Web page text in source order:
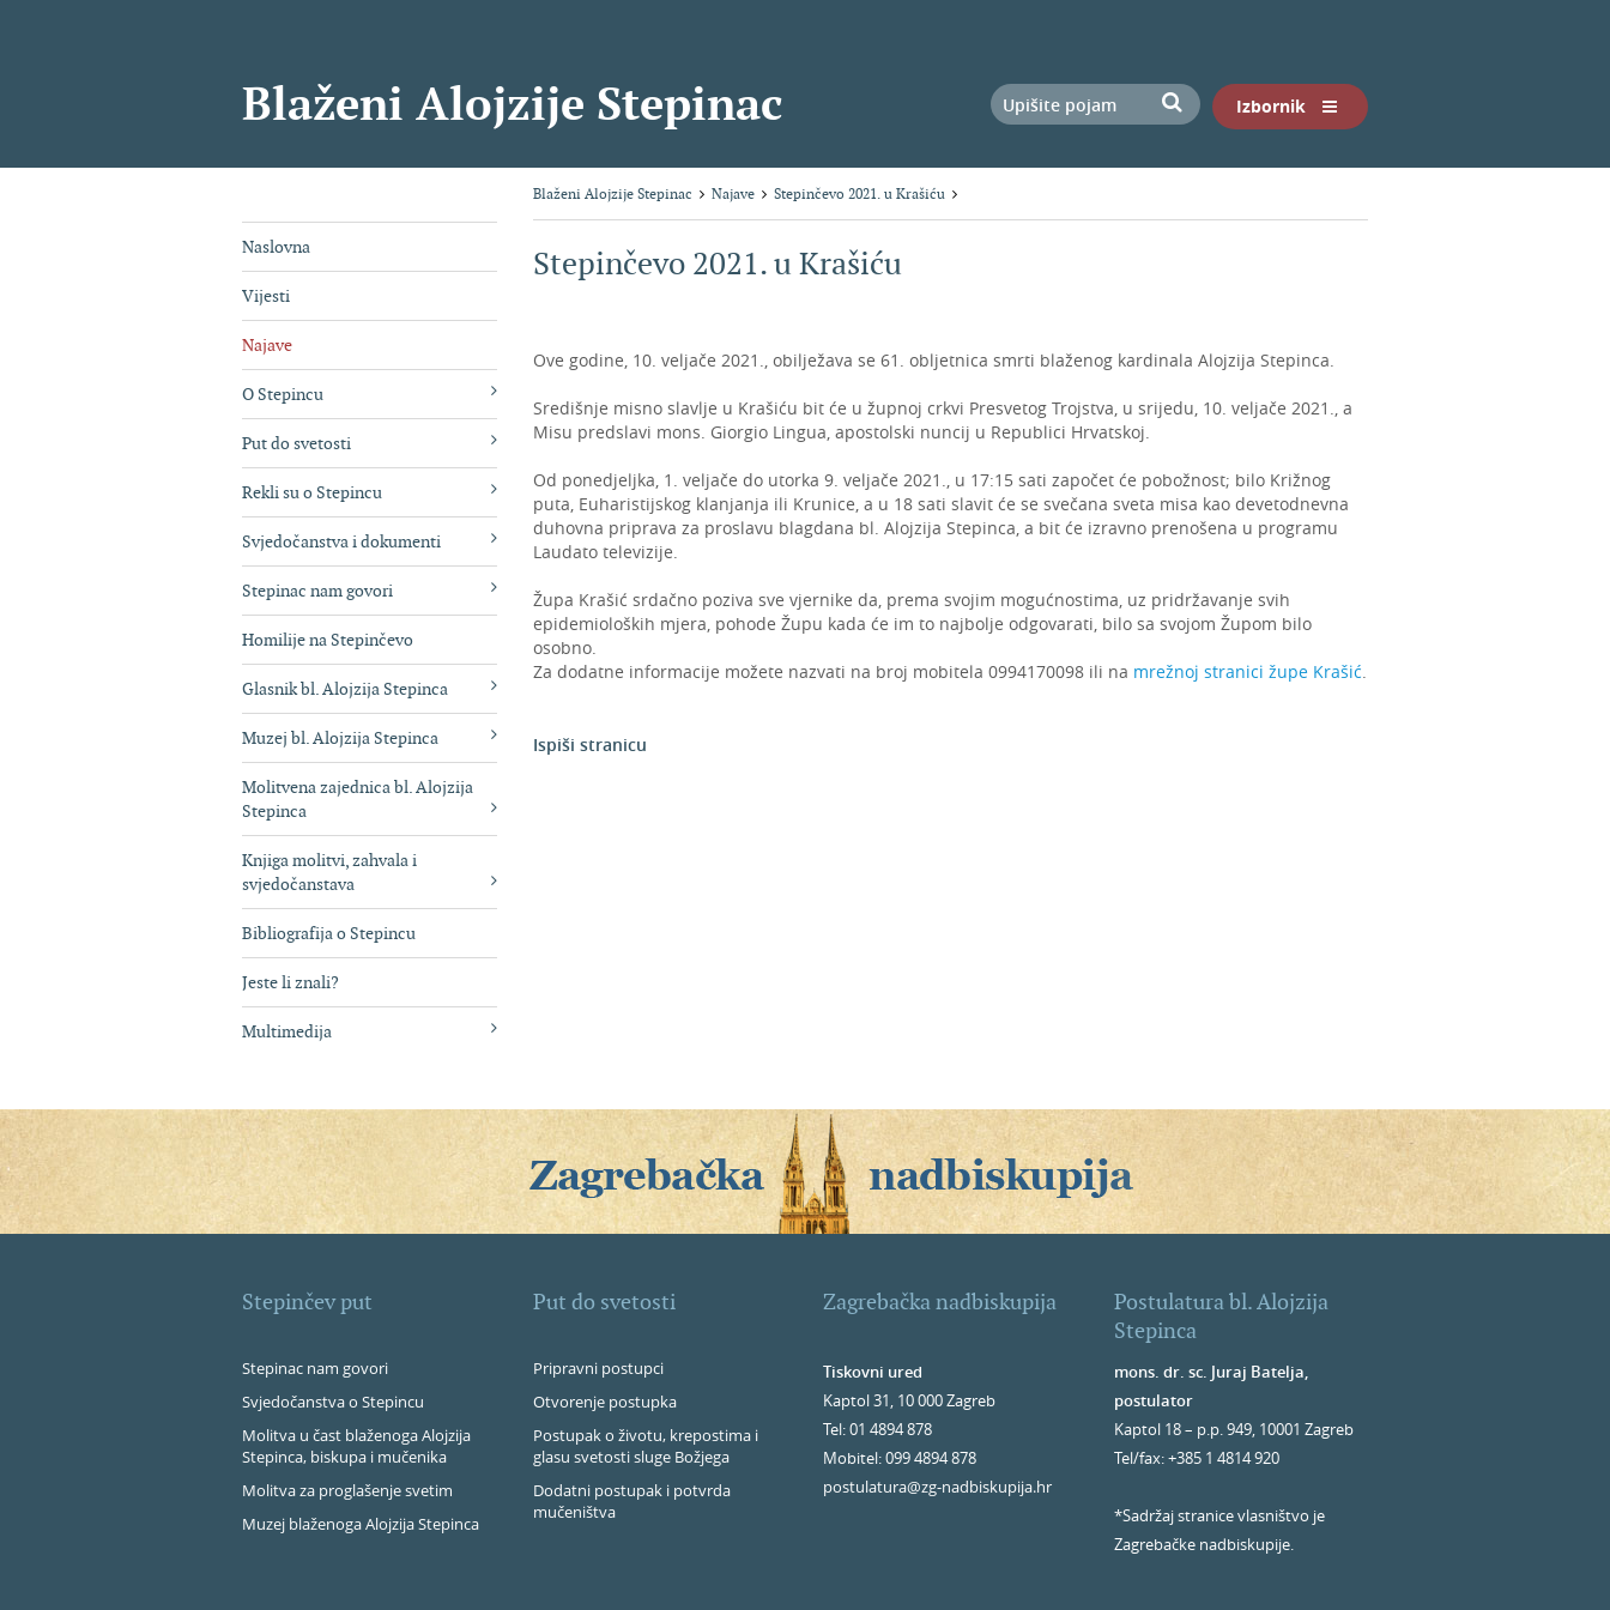
Blaženi Alojzije Stepinac Izbornik
Naslovna
Vijesti
Najave
O Stepincu
Put do svetosti
Rekli su o Stepincu
Svjedočanstva i dokumenti
Stepinac nam govori
Homilije na Stepinčevo
Glasnik bl. Alojzija Stepinca
Muzej bl. Alojzija Stepinca
Molitvena zajednica bl. Alojzija
Stepinca
Knjiga molitvi, zahvala i
svjedočanstava
Bibliografija o Stepincu
Jeste li znali?
Multimedija
Blaženi Alojzije Stepinac Najave Stepinčevo 2021. u Krašiću
Stepinčevo 2021. u Krašiću
Ove godine, 10. veljače 2021., obilježava se 61. obljetnica smrti blaženog kardinala Alojzija Stepinca.
Središnje misno slavlje u Krašiću bit će u župnoj crkvi Presvetog Trojstva, u srijedu, 10. veljače 2021., a
Misu predslavi mons. Giorgio Lingua, apostolski nuncij u Republici Hrvatskoj.
Od ponedjeljka, 1. veljače do utorka 9. veljače 2021., u 17:15 sati započet će pobožnost; bilo Križnog
puta, Euharistijskog klanjanja ili Krunice, a u 18 sati slavit će se svečana sveta misa kao devetodnevna
duhovna priprava za proslavu blagdana bl. Alojzija Stepinca, a bit će izravno prenošena u programu
Laudato televizije.
Župa Krašić srdačno poziva sve vjernike da, prema svojim mogućnostima, uz pridržavanje svih
epidemioloških mjera, pohode Župu kada će im to najbolje odgovarati, bilo sa svojom Župom bilo
osobno.
Za dodatne informacije možete nazvati na broj mobitela 0994170098 ili na mrežnoj stranici župe Krašić.
Ispiši stranicu
Stepinčev put
Stepinac nam govori
Svjedočanstva o Stepincu
Molitva u čast blaženoga Alojzija
Stepinca, biskupa i mučenika
Molitva za proglašenje svetim
Muzej blaženoga Alojzija Stepinca
Put do svetosti
Pripravni postupci
Otvorenje postupka
Postupak o životu, krepostima i
glasu svetosti sluge Božjega
Dodatni postupak i potvrda
mučeništva
Zagrebačka nadbiskupija
Tiskovni ured
Kaptol 31, 10 000 Zagreb
Tel: 01 4894 878
Mobitel: 099 4894 878
postulatura@zg-nadbiskupija.hr
Postulatura bl. Alojzija
Stepinca
mons. dr. sc. Juraj Batelja,
postulator
Kaptol 18 – p.p. 949, 10001 Zagreb
Tel/fax: +385 1 4814 920
*Sadržaj stranice vlasništvo je
Zagrebačke nadbiskupije.